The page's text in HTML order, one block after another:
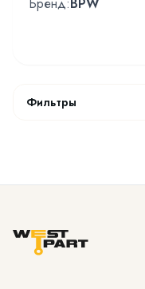
Фильтры